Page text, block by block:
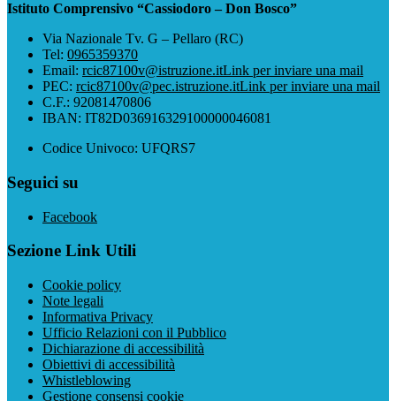
Istituto Comprensivo “Cassiodoro – Don Bosco”
Via Nazionale Tv. G – Pellaro (RC)
Tel: 0965359370
Email: rcic87100v@istruzione.itLink per inviare una mail
PEC: rcic87100v@pec.istruzione.itLink per inviare una mail
C.F.: 92081470806
IBAN: IT82D036916329100000046081
Codice Univoco: UFQRS7
Seguici su
Facebook
Sezione Link Utili
Cookie policy
Note legali
Informativa Privacy
Ufficio Relazioni con il Pubblico
Dichiarazione di accessibilità
Obiettivi di accessibilità
Whistleblowing
Gestione consensi cookie